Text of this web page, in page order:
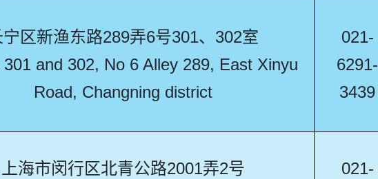
宁区新渔东路289弄6号301、302室
301 and 302, No 6 Alley 289, East Xinyu
Road, Changning district
021-
6291-
3439
上海市闵行区北青公路2001弄2号
021-